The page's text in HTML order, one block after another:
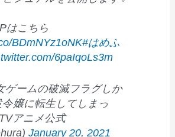
はこちら
BDmNYz1oNK#はめふ
6paIqoLs3m
ームの破滅フラグしか
嬢に転生してしまっ
アニメ公式
January 20, 2021